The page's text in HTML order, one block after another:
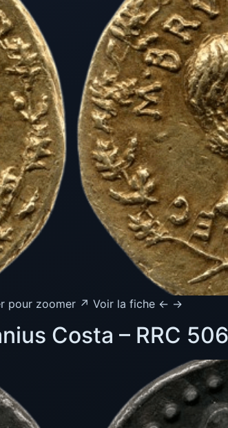
pour zoomer ↗ Voir la fiche ← →
Costa – RRC